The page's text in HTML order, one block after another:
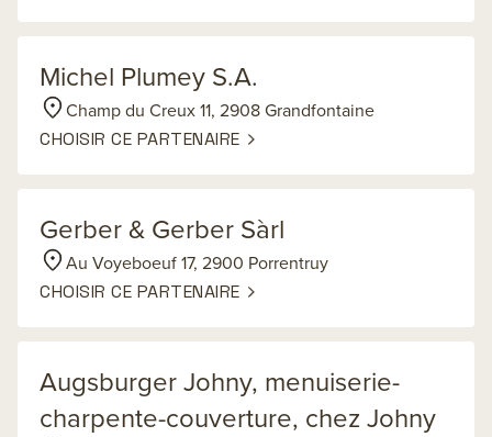
Michel Plumey S.A.
Champ du Creux 11, 2908 Grandfontaine
CHOISIR CE PARTENAIRE
Gerber & Gerber Sàrl
Au Voyeboeuf 17, 2900 Porrentruy
CHOISIR CE PARTENAIRE
Augsburger Johny, menuiserie-
charpente-couverture, chez Johny